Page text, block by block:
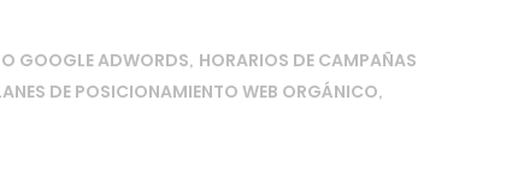
GOOGLE ADWORDS, HORARIOS DE CAMPAÑAS
DE POSICIONAMIENTO WEB ORGÁNICO,